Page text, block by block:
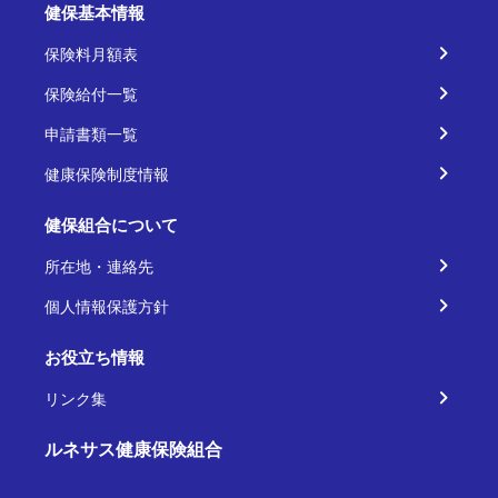
健保基本情報
保険料月額表
保険給付一覧
申請書類一覧
健康保険制度情報
健保組合について
所在地・連絡先
個人情報保護方針
お役立ち情報
リンク集
ルネサス健康保険組合